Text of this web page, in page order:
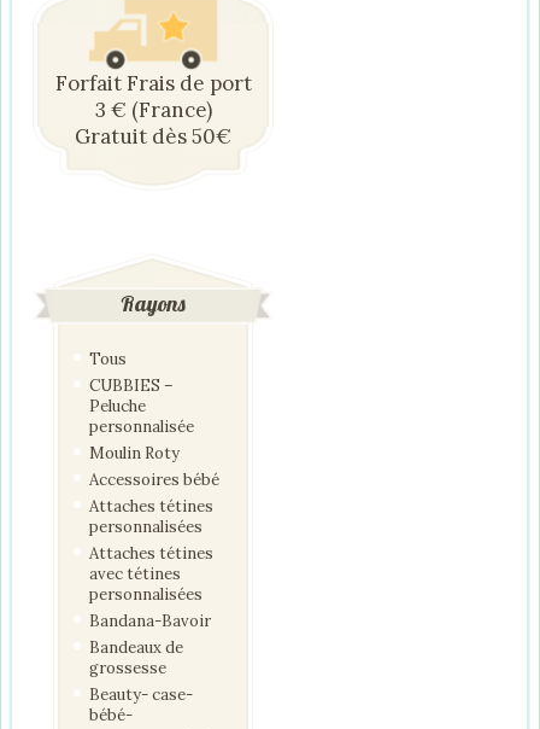
Forfait Frais de port
3 € (France)
Gratuit dès 50€
Rayons
Tous
CUBBIES –
Peluche
personnalisée
Moulin Roty
Accessoires bébé
Attaches tétines
personnalisées
Attaches tétines
avec tétines
personnalisées
Bandana-Bavoir
Bandeaux de
grossesse
Beauty- case-
bébé-